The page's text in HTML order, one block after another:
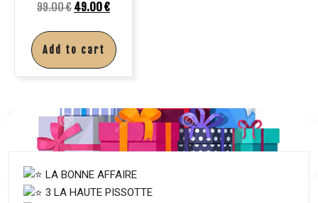
99.00€ 49.00€
Add to cart
LA BONNE AFFAIRE
3 LA HAUTE PISSOTTE